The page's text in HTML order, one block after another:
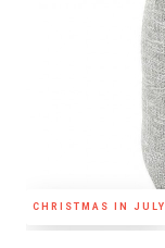
CHRISTMAS IN JULY